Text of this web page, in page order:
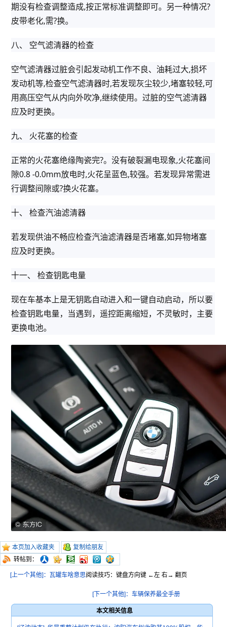
期没有检查调整造成,按正常标准调整即可。另一种情况?
皮带老化,需?换。
八、 空气滤清器的检查
空气滤清器过脏会引起发动机工作不良、油耗过大,损坏
发动机等,检查空气滤清器时,若发现灰尘较少,堵塞较轻,可
用高压空气从内向外吹净,继续使用。过脏的空气滤清器
应及时更换。
九、 火花塞的检查
正常的火花塞绝缘陶瓷完?。没有破裂漏电现象,火花塞间
隙0.8 -0.0mm放电时,火花呈蓝色,较强。若发现异常需进
行调整间隙或?换火花塞。
十、 检查汽油滤清器
若发现供油不畅应检查汽油滤清器是否堵塞,如异物堵塞
应及时更换。
十一、 检查钥匙电量
现在车基本上是无钥匙自动进入和一键自动启动，所以要
检查钥匙电量，当遇到，遥控距离缩短，不灵敏时，主要
更换电池。
本页加入收藏夹
复制给朋友
转帖到：
[上一个其他]：瓦罐车啥意思阅读技巧：键盘方向键 ←左 右→ 翻页
[下一个其他]：车辆保养最全手册
本文相关信息